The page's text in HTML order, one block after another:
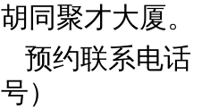
胡同聚才大厦。
预约联系电话
号）